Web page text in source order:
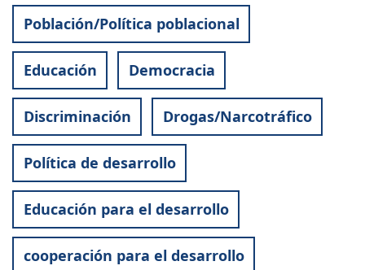
Población/Política poblacional
Educación Democracia
Discriminación Drogas/Narcotráfico
Política de desarrollo
Educación para el desarrollo
cooperación para el desarrollo